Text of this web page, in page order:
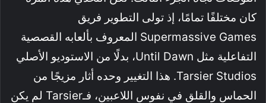
كان مختلفًا تمامًا، إذ تولى التطوير فريق
Supermassive Games المعروف بألعابه القصصية
التفاعلية مثل Until Dawn، بدلًا من الاستوديو الأصلي
Tarsier Studios. هذا التغيير وحده أثار مزيجًا من
الحماس والقلق في نفوس اللاعبين، فـTarsier لم يكن